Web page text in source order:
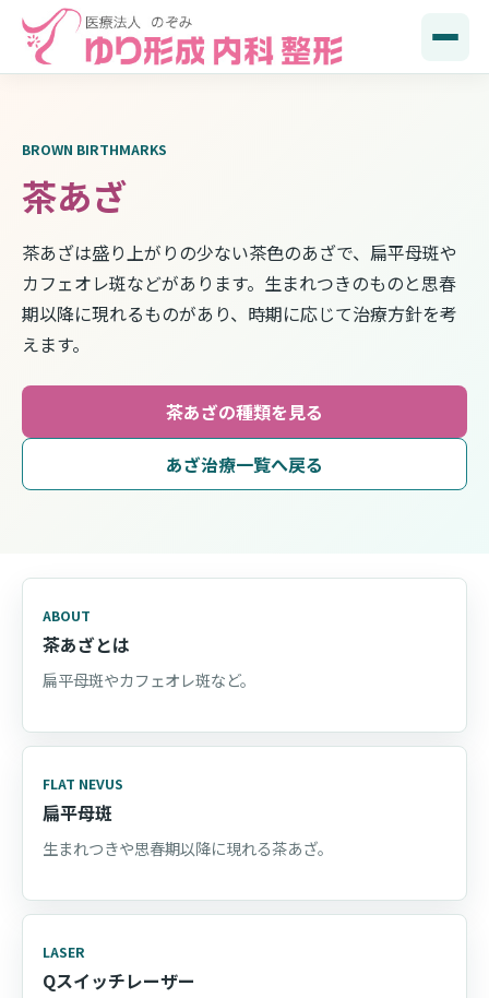
BROWN BIRTHMARKS
茶あざ
茶あざは盛り上がりの少ない茶色のあざで、扁平母斑や
カフェオレ斑などがあります。生まれつきのものと思春
期以降に現れるものがあり、時期に応じて治療方針を考
えます。
茶あざの種類を見る
あざ治療一覧へ戻る
ABOUT
茶あざとは
扁平母斑やカフェオレ斑など。
FLAT NEVUS
扁平母斑
生まれつきや思春期以降に現れる茶あざ。
LASER
Qスイッチレーザー